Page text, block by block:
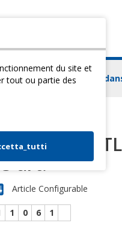
Login
AIREX
art.
Article Configurable
1 0 6 1
du site et
tout ou partie des